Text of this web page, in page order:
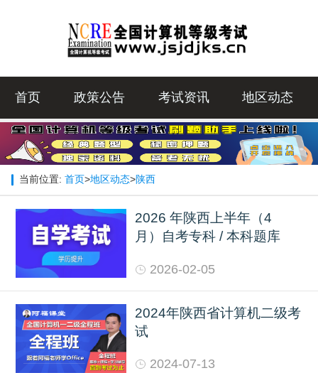
首页 政策公告 考试资讯 地区动态
当前位置: 首页>地区动态>陕西
2026 年陕西上半年（4
月）自考专科 / 本科题库
2026-02-05
2024年陕西省计算机二级考
试
2024-07-13